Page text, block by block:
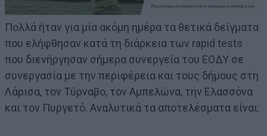
Πολλά ήταν για μία ακόμη ημέρα τα θετικά δείγματα
που ελήφθησαν κατά τη διάρκεια των rapid tests
που διενήργησαν σήμερα συνεργεία του ΕΟΔΥ σε
συνεργασία με την περιφέρεια και τους δήμους στη
Λάρισα, τον Τύρναβο, τον Αμπελώνα, την Ελασσόνα
και τον Πυργετό. Αναλυτικά τα αποτελέσματα είναι: